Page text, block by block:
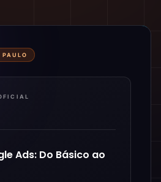
PAULO
Ads: Do Básico ao